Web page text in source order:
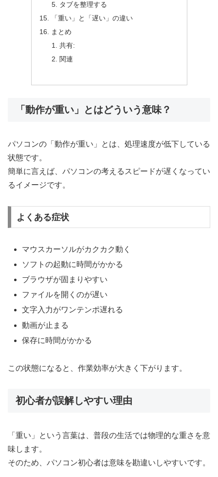
タブを整理する
「重い」と「遅い」の違い
まとめ
共有:
関連
「動作が重い」とはどういう意味？
パソコンの「動作が重い」とは、処理速度が低下している
状態です。
簡単に言えば、パソコンの考えるスピードが遅くなってい
るイメージです。
よくある症状
マウスカーソルがカクカク動く
ソフトの起動に時間がかかる
ブラウザが固まりやすい
ファイルを開くのが遅い
文字入力がワンテンポ遅れる
動画が止まる
保存に時間がかかる
この状態になると、作業効率が大きく下がります。
初心者が誤解しやすい理由
「重い」という言葉は、普段の生活では物理的な重さを意
味します。
そのため、パソコン初心者は意味を勘違いしやすいです。